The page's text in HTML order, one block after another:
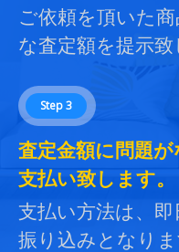
ご依頼を頂いた
な査定額を提示致
Step 3
査定金額に問題
支払い致します。
支払い方法は、
振り込みとなりま